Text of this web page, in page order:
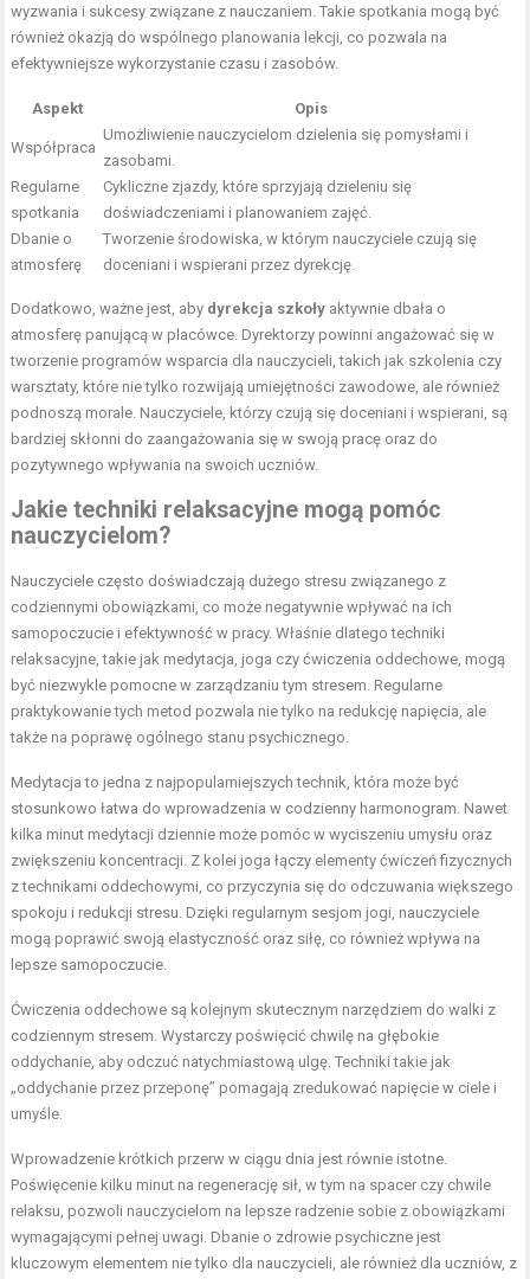
wyzwania i sukcesy związane z nauczaniem. Takie spotkania mogą być
również okazją do wspólnego planowania lekcji, co pozwala na
efektywniejsze wykorzystanie czasu i zasobów.
Aspekt Opis
Współpraca
Umożliwienie nauczycielom dzielenia się pomysłami i
zasobami.
Regularne
spotkania
Cykliczne zjazdy, które sprzyjają dzieleniu się
doświadczeniami i planowaniem zajęć.
Dbanie o
atmosferę
Tworzenie środowiska, w którym nauczyciele czują się
doceniani i wspierani przez dyrekcję.
Dodatkowo, ważne jest, aby dyrekcja szkoły aktywnie dbała o
atmosferę panującą w placówce. Dyrektorzy powinni angażować się w
tworzenie programów wsparcia dla nauczycieli, takich jak szkolenia czy
warsztaty, które nie tylko rozwijają umiejętności zawodowe, ale również
podnoszą morale. Nauczyciele, którzy czują się doceniani i wspierani, są
bardziej skłonni do zaangażowania się w swoją pracę oraz do
pozytywnego wpływania na swoich uczniów.
Jakie techniki relaksacyjne mogą pomóc
nauczycielom?
Nauczyciele często doświadczają dużego stresu związanego z
codziennymi obowiązkami, co może negatywnie wpływać na ich
samopoczucie i efektywność w pracy. Właśnie dlatego techniki
relaksacyjne, takie jak medytacja, joga czy ćwiczenia oddechowe, mogą
być niezwykle pomocne w zarządzaniu tym stresem. Regularne
praktykowanie tych metod pozwala nie tylko na redukcję napięcia, ale
także na poprawę ogólnego stanu psychicznego.
Medytacja to jedna z najpopularniejszych technik, która może być
stosunkowo łatwa do wprowadzenia w codzienny harmonogram. Nawet
kilka minut medytacji dziennie może pomóc w wyciszeniu umysłu oraz
zwiększeniu koncentracji. Z kolei joga łączy elementy ćwiczeń fizycznych
z technikami oddechowymi, co przyczynia się do odczuwania większego
spokoju i redukcji stresu. Dzięki regularnym sesjom jogi, nauczyciele
mogą poprawić swoją elastyczność oraz siłę, co również wpływa na
lepsze samopoczucie.
Ćwiczenia oddechowe są kolejnym skutecznym narzędziem do walki z
codziennym stresem. Wystarczy poświęcić chwilę na głębokie
oddychanie, aby odczuć natychmiastową ulgę. Techniki takie jak
„oddychanie przez przeponę” pomagają zredukować napięcie w ciele i
umyśle.
Wprowadzenie krótkich przerw w ciągu dnia jest równie istotne.
Poświęcenie kilku minut na regenerację sił, w tym na spacer czy chwile
relaksu, pozwoli nauczycielom na lepsze radzenie sobie z obowiązkami
wymagającymi pełnej uwagi. Dbanie o zdrowie psychiczne jest
kluczowym elementem nie tylko dla nauczycieli, ale również dla uczniów, z